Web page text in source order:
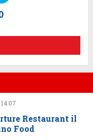
Restaurant il
Food